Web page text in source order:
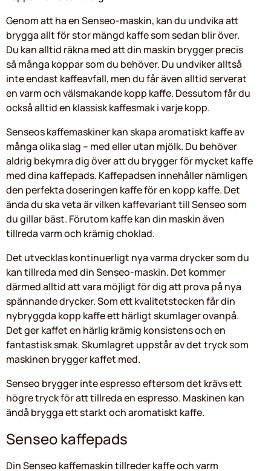
Genom att ha en Senseo-maskin, kan du undvika att
brygga allt för stor mängd kaffe som sedan blir över.
Du kan alltid räkna med att din maskin brygger precis
så många koppar som du behöver. Du undviker alltså
inte endast kaffeavfall, men du får även alltid serverat
en varm och välsmakande kopp kaffe. Dessutom får du
också alltid en klassisk kaffesmak i varje kopp.
Senseos kaffemaskiner kan skapa aromatiskt kaffe av
många olika slag – med eller utan mjölk. Du behöver
aldrig bekymra dig över att du brygger för mycket kaffe
med dina kaffepads. Kaffepadsen innehåller nämligen
den perfekta doseringen kaffe för en kopp kaffe. Det
ända du ska veta är vilken kaffevariant till Senseo som
du gillar bäst. Förutom kaffe kan din maskin även
tillreda varm och krämig choklad.
Det utvecklas kontinuerligt nya varma drycker som du
kan tillreda med din Senseo-maskin. Det kommer
därmed alltid att vara möjligt för dig att prova på nya
spännande drycker. Som ett kvalitetstecken får din
nybryggda kopp kaffe ett härligt skumlager ovanpå.
Det ger kaffet en härlig krämig konsistens och en
fantastisk smak. Skumlagret uppstår av det tryck som
maskinen brygger kaffet med.
Senseo brygger inte espresso eftersom det krävs ett
högre tryck för att tillreda en espresso. Maskinen kan
ändå brygga ett starkt och aromatiskt kaffe.
Senseo kaffepads
Din Senseo kaffemaskin tillreder kaffe och varm